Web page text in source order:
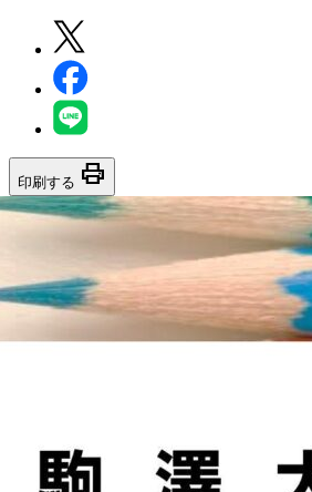
印刷する print